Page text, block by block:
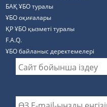
БАҚ ҰБО туралы
ҰБО оқиғалары
ҚР ҰБО қызметі туралы
F.A.Q.
ҰБО байланыс деректемелерi